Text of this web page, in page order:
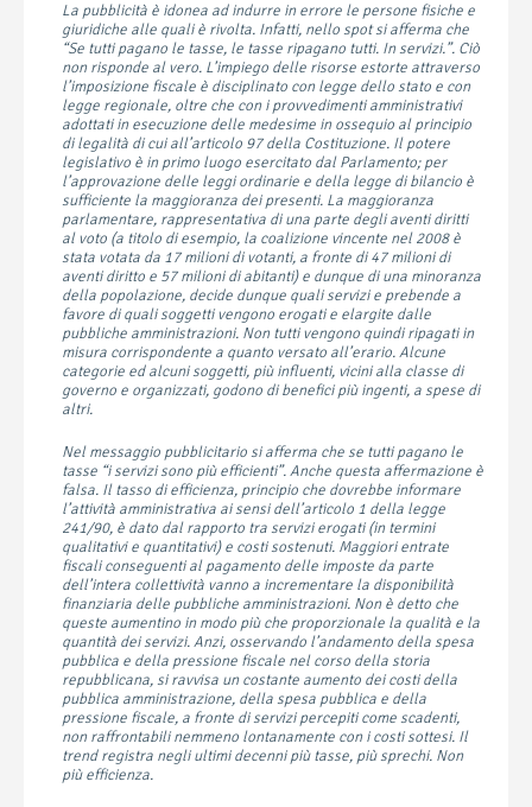
La pubblicità è idonea ad indurre in errore le persone fisiche e
giuridiche alle quali è rivolta. Infatti, nello spot si afferma che
“Se tutti pagano le tasse, le tasse ripagano tutti. In servizi.”. Ciò
non risponde al vero. L’impiego delle risorse estorte attraverso
l’imposizione fiscale è disciplinato con legge dello stato e con
legge regionale, oltre che con i provvedimenti amministrativi
adottati in esecuzione delle medesime in ossequio al principio
di legalità di cui all’articolo 97 della Costituzione. Il potere
legislativo è in primo luogo esercitato dal Parlamento; per
l’approvazione delle leggi ordinarie e della legge di bilancio è
sufficiente la maggioranza dei presenti. La maggioranza
parlamentare, rappresentativa di una parte degli aventi diritti
al voto (a titolo di esempio, la coalizione vincente nel 2008 è
stata votata da 17 milioni di votanti, a fronte di 47 milioni di
aventi diritto e 57 milioni di abitanti) e dunque di una minoranza
della popolazione, decide dunque quali servizi e prebende a
favore di quali soggetti vengono erogati e elargite dalle
pubbliche amministrazioni. Non tutti vengono quindi ripagati in
misura corrispondente a quanto versato all’erario. Alcune
categorie ed alcuni soggetti, più influenti, vicini alla classe di
governo e organizzati, godono di benefici più ingenti, a spese di
altri.
Nel messaggio pubblicitario si afferma che se tutti pagano le
tasse “i servizi sono più efficienti”. Anche questa affermazione è
falsa. Il tasso di efficienza, principio che dovrebbe informare
l’attività amministrativa ai sensi dell’articolo 1 della legge
241/90, è dato dal rapporto tra servizi erogati (in termini
qualitativi e quantitativi) e costi sostenuti. Maggiori entrate
fiscali conseguenti al pagamento delle imposte da parte
dell’intera collettività vanno a incrementare la disponibilità
finanziaria delle pubbliche amministrazioni. Non è detto che
queste aumentino in modo più che proporzionale la qualità e la
quantità dei servizi. Anzi, osservando l’andamento della spesa
pubblica e della pressione fiscale nel corso della storia
repubblicana, si ravvisa un costante aumento dei costi della
pubblica amministrazione, della spesa pubblica e della
pressione fiscale, a fronte di servizi percepiti come scadenti,
non raffrontabili nemmeno lontanamente con i costi sottesi. Il
trend registra negli ultimi decenni più tasse, più sprechi. Non
più efficienza.